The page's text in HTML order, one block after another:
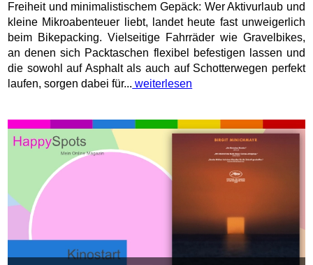
Freiheit und minimalistischem Gepäck: Wer Aktivurlaub und
kleine Mikroabenteuer liebt, landet heute fast unweigerlich
beim Bikepacking. Vielseitige Fahrräder wie Gravelbikes,
an denen sich Packtaschen flexibel befestigen lassen und
die sowohl auf Asphalt als auch auf Schotterwegen perfekt
laufen, sorgen dabei für... weiterlesen